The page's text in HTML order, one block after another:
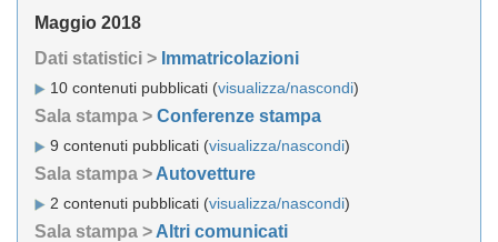
Maggio 2018
Dati statistici > Immatricolazioni
10 contenuti pubblicati (visualizza/nascondi)
Sala stampa > Conferenze stampa
9 contenuti pubblicati (visualizza/nascondi)
Sala stampa > Autovetture
2 contenuti pubblicati (visualizza/nascondi)
Sala stampa > Altri comunicati